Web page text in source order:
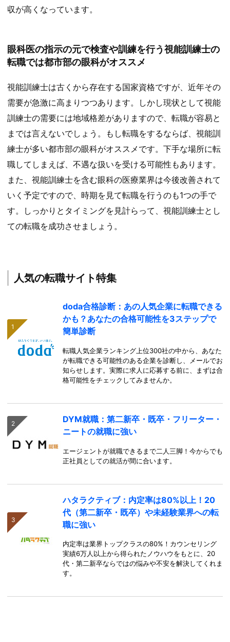
収が高くなっています。
眼科医の指示の元で検査や訓練を行う視能訓練士の
転職では都市部の眼科がオススメ
視能訓練士は古くから存在する国家資格ですが、近年その
需要が急激に高まりつつあります。しかし現状として視能
訓練士の需要には地域格差がありますので、転職が容易と
までは言えないでしょう。もし転職をするならば、視能訓
練士が多い都市部の眼科がオススメです。下手な場所に転
職してしまえば、不遇な扱いを受ける可能性もあります。
また、視能訓練士を含む眼科の医療業界は今後改善されて
いく予定ですので、時期を見て転職を行うのも1つの手で
す。しっかりとタイミングを見計らって、視能訓練士とし
ての転職を成功させましょう。
人気の転職サイト特集
doda合格診断：あの人気企業に転職できる
かも？あなたの合格可能性を3ステップで
簡単診断
転職人気企業ランキング上位300社の中から、あなた
が転職できる可能性のある企業を診断し、メールでお
知らせします。実際に求人に応募する前に、まずは合
格可能性をチェックしてみませんか。
DYM就職：第二新卒・既卒・フリーター・
ニートの就職に強い
エージェントが就職できるまで二人三脚！今からでも
正社員としての就活が間に合います。
ハタラクティブ：内定率は80%以上！20
代（第二新卒・既卒）や未経験業界への転
職に強い
内定率は業界トップクラスの80%！カウンセリング
実績6万人以上から得られたノウハウをもとに、20
代・第二新卒ならではの悩みや不安を解決してくれま
す。